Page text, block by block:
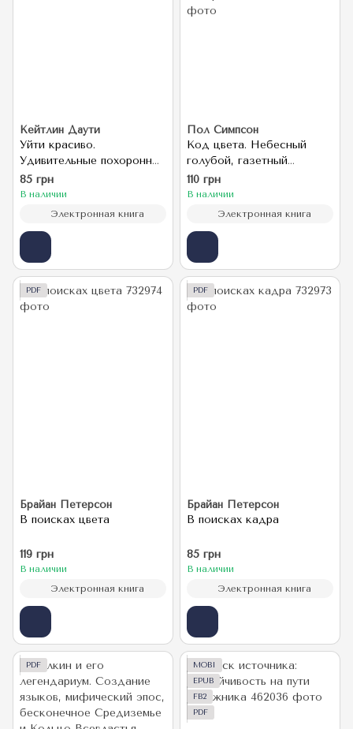
Кейтлин Даути
Уйти красиво.
Удивительные похоронные
обряды разных стран
85 грн
В наличии
Электронная книга
Пол Симпсон
Код цвета. Небесный
голубой, газетный
желтый, королевский
фиолетовый и другие
оттенки в культурной
истории цвета
110 грн
В наличии
Электронная книга
PDF
Брайан Петерсон
В поисках цвета
119 грн
В наличии
Электронная книга
PDF
Брайан Петерсон
В поисках кадра
85 грн
В наличии
Электронная книга
PDF
MOBI
EPUB
FB2
PDF